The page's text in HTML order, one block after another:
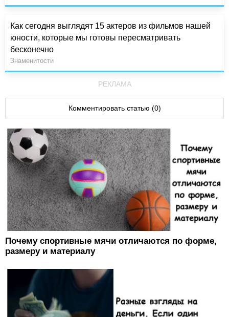
Как сегодня выглядят 15 актеров из фильмов нашей
юности, которые мы готовы пересматривать
бесконечно
Знаменитости
РЕКЛАМА
Комментировать статью (0)
Почему спортивные мячи отличаются по форме,
размеру и материалу